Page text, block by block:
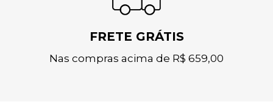
FRETE GRÁTIS
Nas compras acima de R$ 659,00